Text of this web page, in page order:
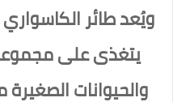
ويُعد طائر
يتغذى على
والحيوانات